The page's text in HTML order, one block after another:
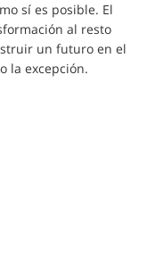
sí es posible. El
al resto
un futuro en el
la excepción.